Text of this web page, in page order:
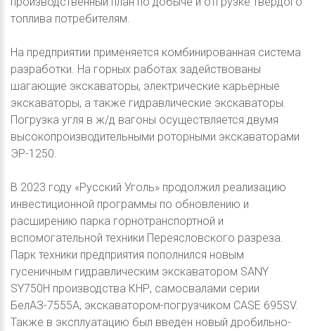
топлива потребителям.
На предприятии применяется комбинированная система
разработки. На горных работах задействованы
шагающие экскаваторы, электрические карьерные
экскаваторы, а также гидравлические экскаваторы.
Погрузка угля в ж/д вагоны осуществляется двумя
высокопроизводительными роторными экскаваторами
ЭР-1250.
В 2023 году «Русский Уголь» продолжил реализацию
инвестиционной программы по обновлению и
расширению парка горнотранспортной и
вспомогательной техники Переясловского разреза.
Парк техники предприятия пополнился новым
гусеничным гидравлическим экскаватором SANY
SY750H производства КНР, самосвалами серии
БелАЗ-7555А, экскаватором-погрузчиком CASE 695SV.
Также в эксплуатацию был введен новый дробильно-